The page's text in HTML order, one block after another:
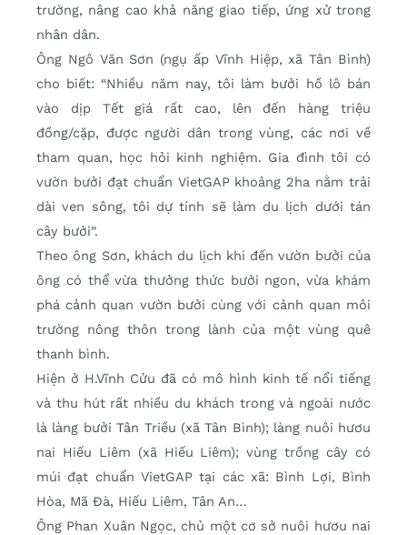
trường, nâng cao khả năng giao tiếp, ứng xử trong
nhân dân.
Ông Ngô Văn Sơn (ngụ ấp Vĩnh Hiệp, xã Tân Bình)
cho biết: “Nhiều năm nay, tôi làm bưởi hồ lô bán
vào dịp Tết giá rất cao, lên đến hàng triệu
đồng/cặp, được người dân trong vùng, các nơi về
tham quan, học hỏi kinh nghiệm. Gia đình tôi có
vườn bưởi đạt chuẩn VietGAP khoảng 2ha nằm trải
dài ven sông, tôi dự tính sẽ làm du lịch dưới tán
cây bưởi”.
Theo ông Sơn, khách du lịch khi đến vườn bưởi của
ông có thể vừa thưởng thức bưởi ngon, vừa khám
phá cảnh quan vườn bưởi cùng với cảnh quan môi
trường nông thôn trong lành của một vùng quê
thanh bình.
Hiện ở H.Vĩnh Cửu đã có mô hình kinh tế nổi tiếng
và thu hút rất nhiều du khách trong và ngoài nước
là làng bưởi Tân Triều (xã Tân Bình); làng nuôi hươu
nai Hiếu Liêm (xã Hiếu Liêm); vùng trồng cây có
múi đạt chuẩn VietGAP tại các xã: Bình Lợi, Bình
Hòa, Mã Đà, Hiếu Liêm, Tân An…
Ông Phan Xuân Ngọc, chủ một cơ sở nuôi hươu nai